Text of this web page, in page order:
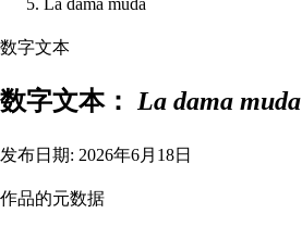
数字文本
数字文本： La dama muda
发布日期: 2026年6月18日
作品的元数据